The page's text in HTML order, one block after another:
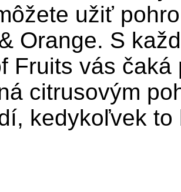
užiť
Orange. S
Fruits vás
citrusovým
kedykoľvek